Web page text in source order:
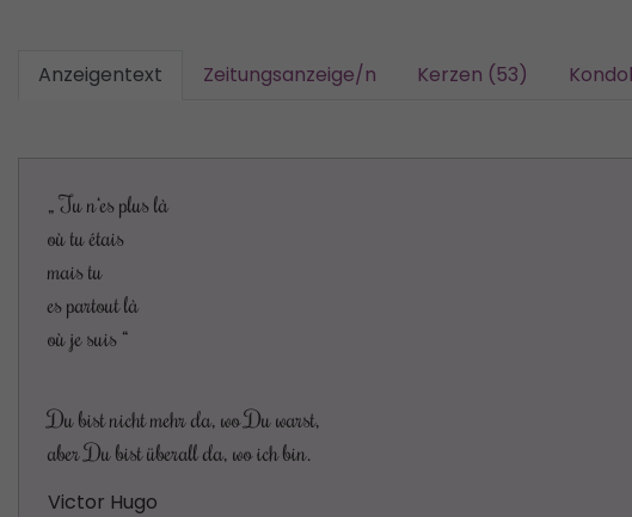
Anzeigentext Zeitungsanzeige/n Kerzen (53)
„ Tu n‘es plus là
où tu étais
mais tu
es partout là
où je suis “
Du bist nicht mehr da, wo Du warst,
aber Du bist überall da, wo ich bin.
Victor Hugo